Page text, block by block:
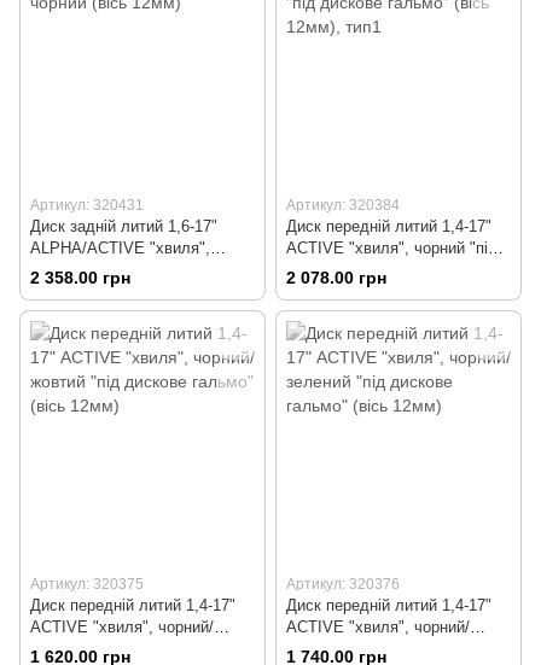
Артикул: 320431
Диск задній литий 1,6-17"
ALPHA/ACTIVE "хвиля",
чорний (вісь 12мм)
2 358.00 грн
Артикул: 320384
Диск передній литий 1,4-17"
ACTIVE "хвиля", чорний "під
дискове гальмо" (вісь 12мм),
2 078.00 грн
Артикул: 320375
Диск передній литий 1,4-17"
ACTIVE "хвиля", чорний/
жовтий "під дискове гальмо"
1 620.00 грн
Артикул: 320376
Диск передній литий 1,4-17"
ACTIVE "хвиля", чорний/
зелений "під дискове гальмо"
1 740.00 грн